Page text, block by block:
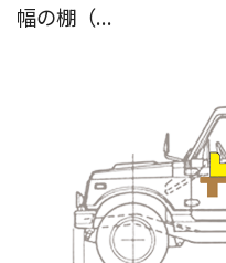
幅の棚（...